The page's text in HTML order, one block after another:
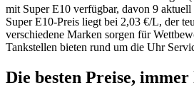
mit Super E10 verfügbar, davon 9
Super E10-Preis liegt bei 2,03 €/L, der
verschiedene Marken sorgen für
Tankstellen bieten rund um die Uhr
Die besten Preise, immer